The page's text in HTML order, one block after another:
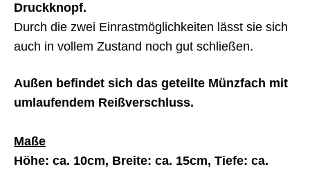
Druckknopf.
Durch die zwei Einrastmöglichkeiten lässt sie sich
auch in vollem Zustand noch gut schließen.
Außen befindet sich das geteilte Münzfach mit
umlaufendem Reißverschluss.
Maße
Höhe: ca. 10cm, Breite: ca. 15cm, Tiefe: ca.